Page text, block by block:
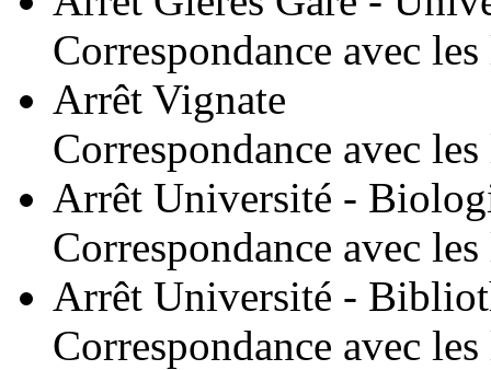
Correspondance avec
Arrêt Vignate
Correspondance avec
Arrêt Université -
Correspondance avec
Arrêt Université -
Correspondance avec